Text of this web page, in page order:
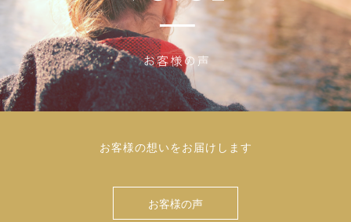
お客様の想いをお届けします
お客様の声